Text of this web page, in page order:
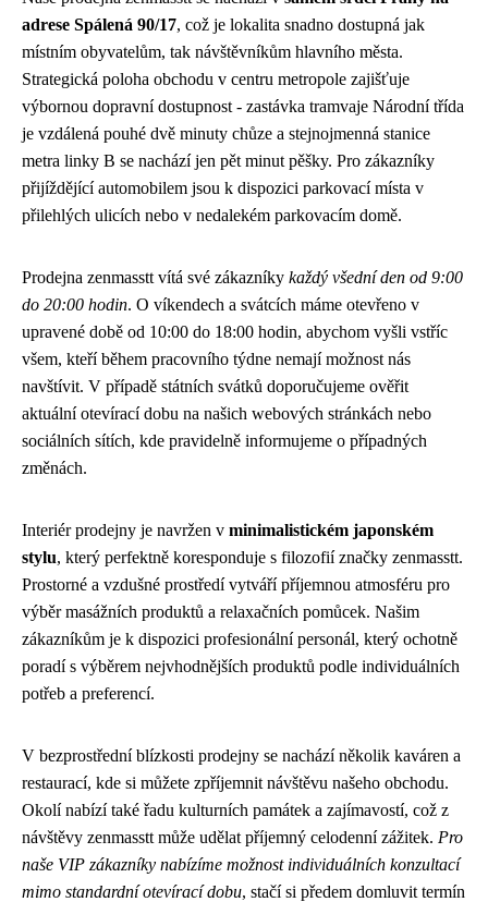
adrese Spálená 90/17, což je lokalita snadno dostupná jak
místním obyvatelům, tak návštěvníkům hlavního města.
Strategická poloha obchodu v centru metropole zajišťuje
výbornou dopravní dostupnost - zastávka tramvaje Národní třída
je vzdálená pouhé dvě minuty chůze a stejnojmenná stanice
metra linky B se nachází jen pět minut pěšky. Pro zákazníky
přijíždějící automobilem jsou k dispozici parkovací místa v
přilehlých ulicích nebo v nedalekém parkovacím domě.
Prodejna zenmasstt vítá své zákazníky každý všední den od 9:00
do 20:00 hodin. O víkendech a svátcích máme otevřeno v
upravené době od 10:00 do 18:00 hodin, abychom vyšli vstříc
všem, kteří během pracovního týdne nemají možnost nás
navštívit. V případě státních svátků doporučujeme ověřit
aktuální otevírací dobu na našich webových stránkách nebo
sociálních sítích, kde pravidelně informujeme o případných
změnách.
Interiér prodejny je navržen v minimalistickém japonském
stylu, který perfektně koresponduje s filozofií značky zenmasstt.
Prostorné a vzdušné prostředí vytváří příjemnou atmosféru pro
výběr masážních produktů a relaxačních pomůcek. Našim
zákazníkům je k dispozici profesionální personál, který ochotně
poradí s výběrem nejvhodnějších produktů podle individuálních
potřeb a preferencí.
V bezprostřední blízkosti prodejny se nachází několik kaváren a
restaurací, kde si můžete zpříjemnit návštěvu našeho obchodu.
Okolí nabízí také řadu kulturních památek a zajímavostí, což z
návštěvy zenmasstt může udělat příjemný celodenní zážitek. Pro
naše VIP zákazníky nabízíme možnost individuálních konzultací
mimo standardní otevírací dobu, stačí si předem domluvit termín